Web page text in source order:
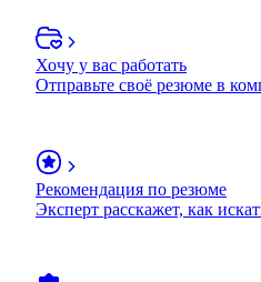
Хочу у вас работать
Отправьте своё резюме в
Рекомендация по резюме
Эксперт расскажет, как